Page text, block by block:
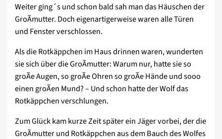
Weiter ging´s und schon bald sah man das Häuschen der
GroÃmutter. Doch eigenartigerweise waren alle Türen
und Fenster verschlossen.
Als die Rotkäppchen im Haus drinnen waren, wunderten
sie sich über die GroÃmutter: Warum nur, hatte sie so
groÃe Augen, so groÃe Ohren so groÃe Hände und sooo
einen groÃen Mund? – Und schon hatte der Wolf das
Rotkäppchen verschlungen.
Zum Glück kam kurze Zeit später ein Jäger vorbei, der die
GroÃmutter und Rotkäppchen aus dem Bauch des Wolfes